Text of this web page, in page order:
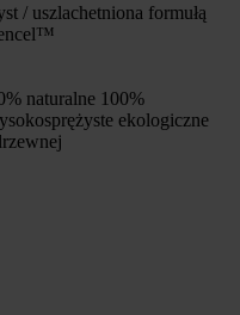
/ uszlachetniona formułą
naturalne 100%
ekologiczne